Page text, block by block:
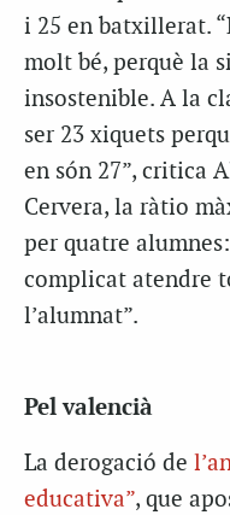
i 25 en batxillerat.
molt bé, perquè la
insostenible. A la
ser 23 xiquets
en són 27”, critica
Cervera, la ràtio
per quatre
complicat atendre
l’alumnat”.
Pel valencià
La derogació de
educativa”, que